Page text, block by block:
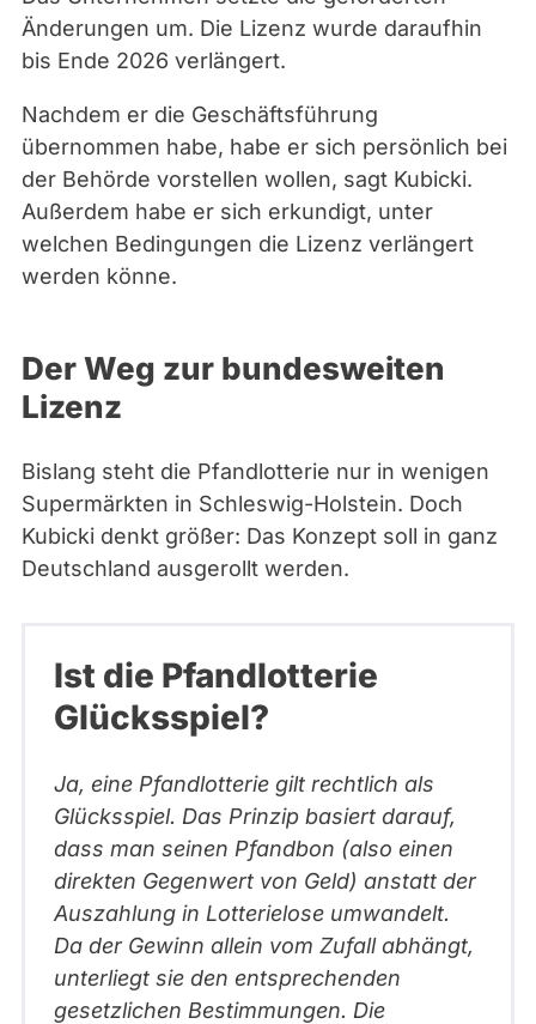
Änderungen um. Die Lizenz wurde daraufhin
bis Ende 2026 verlängert.
Nachdem er die Geschäftsführung
übernommen habe, habe er sich persönlich bei
der Behörde vorstellen wollen, sagt Kubicki.
Außerdem habe er sich erkundigt, unter
welchen Bedingungen die Lizenz verlängert
werden könne.
Der Weg zur bundesweiten
Lizenz
Bislang steht die Pfandlotterie nur in wenigen
Supermärkten in Schleswig-Holstein. Doch
Kubicki denkt größer: Das Konzept soll in ganz
Deutschland ausgerollt werden.
Ist die Pfandlotterie
Glücksspiel?
Ja, eine Pfandlotterie gilt rechtlich als
Glücksspiel. Das Prinzip basiert darauf,
dass man seinen Pfandbon (also einen
direkten Gegenwert von Geld) anstatt der
Auszahlung in Lotterielose umwandelt.
Da der Gewinn allein vom Zufall abhängt,
unterliegt sie den entsprechenden
gesetzlichen Bestimmungen. Die